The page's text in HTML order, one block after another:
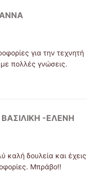
για την τεχνητή
πολλές γνώσεις.
-ΕΛΕΝΗ
καλή δουλεία και έχεις
Μπράβο!!